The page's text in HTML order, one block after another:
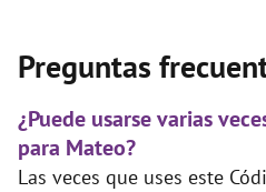
Preguntas
¿Puede usarse varias
para Mateo?
Las veces que uses este